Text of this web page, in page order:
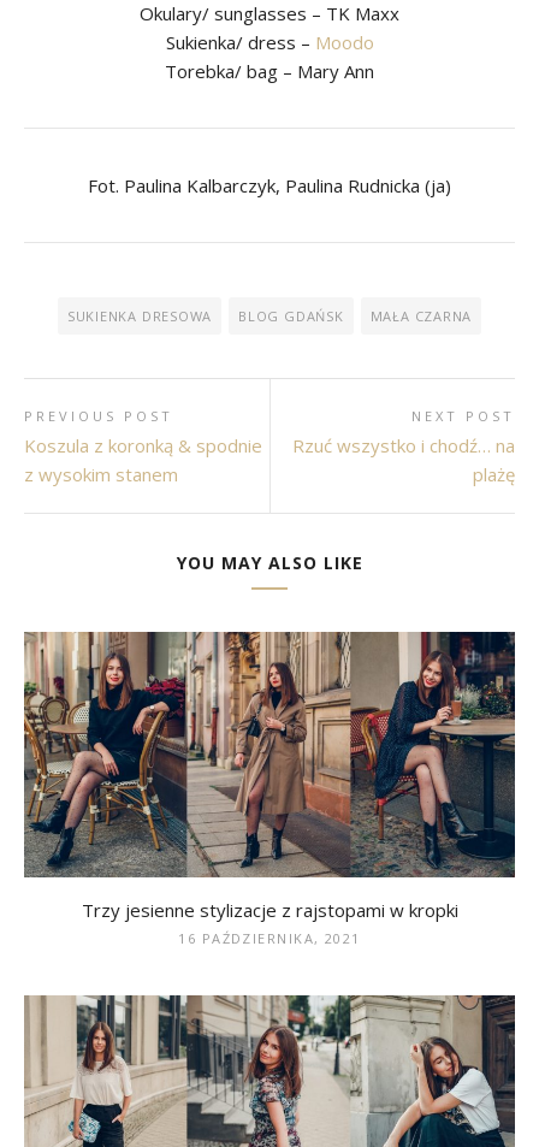
Okulary/ sunglasses – TK Maxx
Sukienka/ dress – Moodo
Torebka/ bag – Mary Ann
Fot. Paulina Kalbarczyk, Paulina Rudnicka (ja)
SUKIENKA DRESOWA BLOG GDAŃSK MAŁA CZARNA
PREVIOUS POST
Koszula z koronką & spodnie
z wysokim stanem
NEXT POST
Rzuć wszystko i chodź… na
plażę
YOU MAY ALSO LIKE
Trzy jesienne stylizacje z rajstopami w kropki
16 PAŹDZIERNIKA, 2021